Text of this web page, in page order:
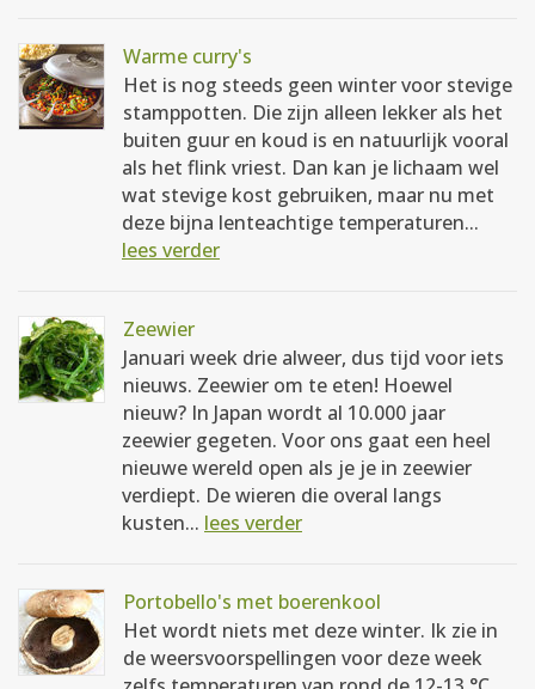
Warme curry's
Het is nog steeds geen winter voor stevige
stamppotten. Die zijn alleen lekker als het
buiten guur en koud is en natuurlijk vooral
als het flink vriest. Dan kan je lichaam wel
wat stevige kost gebruiken, maar nu met
deze bijna lenteachtige temperaturen...
lees verder
Zeewier
Januari week drie alweer, dus tijd voor iets
nieuws. Zeewier om te eten! Hoewel
nieuw? In Japan wordt al 10.000 jaar
zeewier gegeten. Voor ons gaat een heel
nieuwe wereld open als je je in zeewier
verdiept. De wieren die overal langs
kusten... lees verder
Portobello's met boerenkool
Het wordt niets met deze winter. Ik zie in
de weersvoorspellingen voor deze week